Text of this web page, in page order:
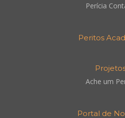
Perícia
Peritos
Ache um
Portal de